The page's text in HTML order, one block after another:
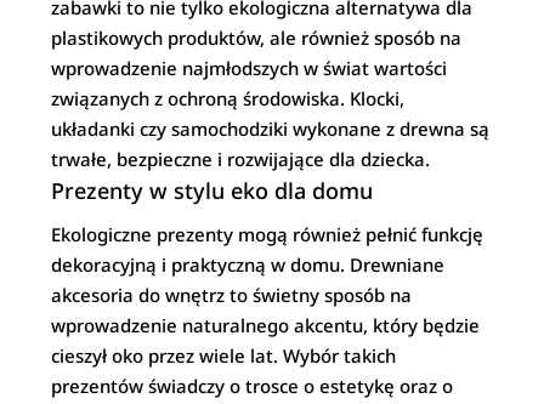
zabawki to nie tylko ekologiczna alternatywa dla
plastikowych produktów, ale również sposób na
wprowadzenie najmłodszych w świat wartości
związanych z ochroną środowiska. Klocki,
układanki czy samochodziki wykonane z drewna są
trwałe, bezpieczne i rozwijające dla dziecka.
Prezenty w stylu eko dla domu
Ekologiczne prezenty mogą również pełnić funkcję
dekoracyjną i praktyczną w domu. Drewniane
akcesoria do wnętrz to świetny sposób na
wprowadzenie naturalnego akcentu, który będzie
cieszył oko przez wiele lat. Wybór takich
prezentów świadczy o trosce o estetykę oraz o